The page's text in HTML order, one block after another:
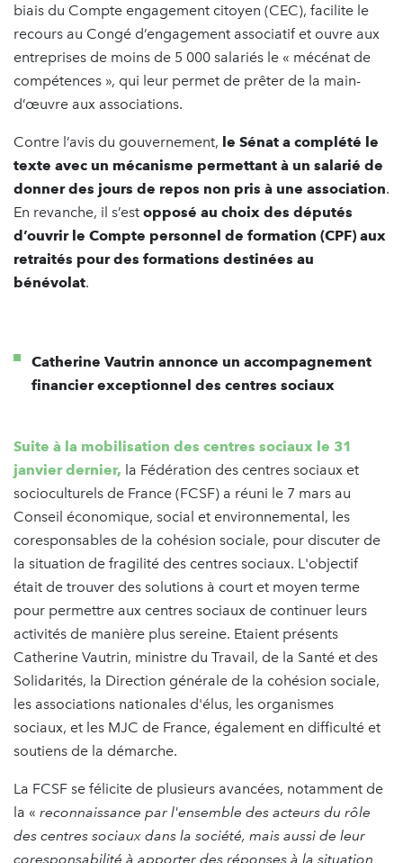
biais du Compte engagement citoyen (CEC), facilite le
recours au Congé d’engagement associatif et ouvre aux
entreprises de moins de 5 000 salariés le « mécénat de
compétences », qui leur permet de prêter de la main-
d’œuvre aux associations.
Contre l’avis du gouvernement, le Sénat a complété le
texte avec un mécanisme permettant à un salarié de
donner des jours de repos non pris à une association.
En revanche, il s’est opposé au choix des députés
d’ouvrir le Compte personnel de formation (CPF) aux
retraités pour des formations destinées au
bénévolat.
Catherine Vautrin annonce un accompagnement
financier exceptionnel des centres sociaux
Suite à la mobilisation des centres sociaux le 31
janvier dernier, la Fédération des centres sociaux et
socioculturels de France (FCSF) a réuni le 7 mars au
Conseil économique, social et environnemental, les
coresponsables de la cohésion sociale, pour discuter de
la situation de fragilité des centres sociaux. L'objectif
était de trouver des solutions à court et moyen terme
pour permettre aux centres sociaux de continuer leurs
activités de manière plus sereine. Etaient présents
Catherine Vautrin, ministre du Travail, de la Santé et des
Solidarités, la Direction générale de la cohésion sociale,
les associations nationales d'élus, les organismes
sociaux, et les MJC de France, également en difficulté et
soutiens de la démarche.
La FCSF se félicite de plusieurs avancées, notamment de
la « reconnaissance par l'ensemble des acteurs du rôle
des centres sociaux dans la société, mais aussi de leur
coresponsabilité à apporter des réponses à la situation